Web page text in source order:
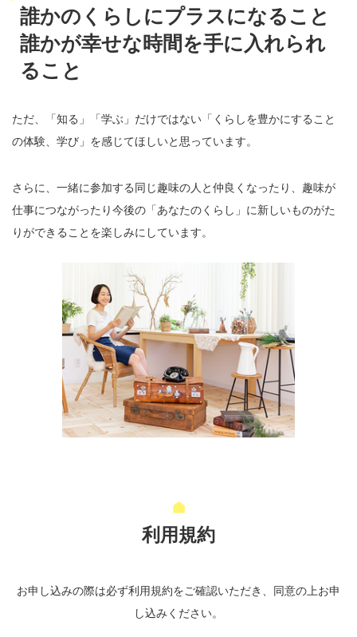
誰かのくらしにプラスになること
誰かが幸せな時間を手に入れられ
ること
ただ、「知る」「学ぶ」だけではない「くらしを豊かにすること
の体験、学び」を感じてほしいと思っています。
さらに、一緒に参加する同じ趣味の人と仲良くなったり、趣味が
仕事につながったり今後の「あなたのくらし」に新しいものがた
りができることを楽しみにしています。
利用規約
お申し込みの際は必ず利用規約をご確認いただき、同意の上お申
し込みください。